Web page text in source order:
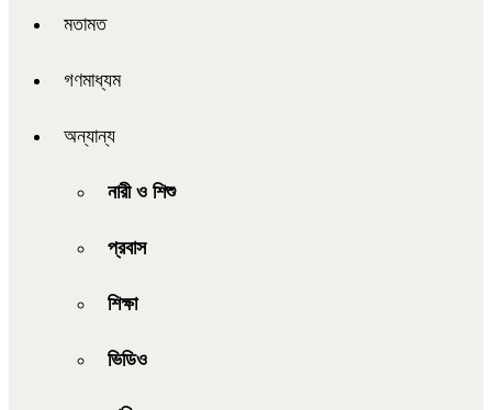
মতামত
গণমাধ্যম
অন্যান্য
নারী ও শিশু
প্রবাস
শিক্ষা
ভিডিও